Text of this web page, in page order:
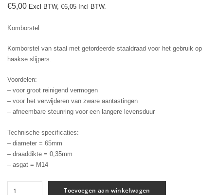
€5,00 Excl BTW, €6,05 Incl BTW.
Komborstel
Komborstel van staal met getordeerde staaldraad voor het gebruik op
haakse slijpers.
Voordelen:
– voor groot reinigend vermogen
– voor het verwijderen van zware aantastingen
– afneembare steunring voor een langere levensduur
Technische specificaties:
– diameter = 65mm
– draaddikte = 0,35mm
– asgat = M14
Toevoegen aan winkelwagen